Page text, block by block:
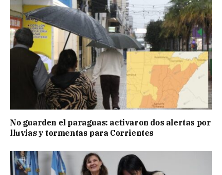
No guarden el paraguas: activaron dos alertas por
lluvias y tormentas para Corrientes